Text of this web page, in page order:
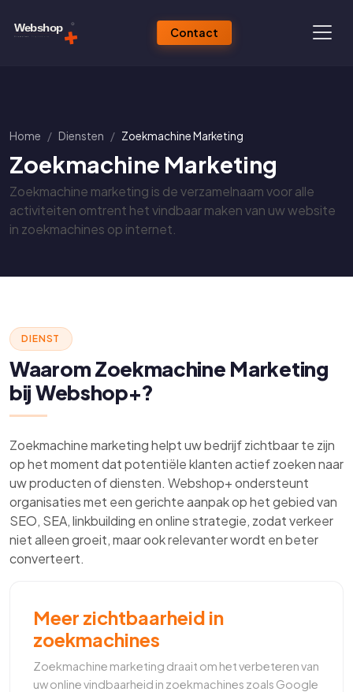
Contact
Home Diensten Zoekmachine Marketing
Zoekmachine Marketing
Zoekmachine marketing is de verzamelnaam voor alle
activiteiten omtrent het vindbaar maken van uw website
in zoekmachines op internet.
DIENST
Waarom Zoekmachine Marketing
bij Webshop+?
Zoekmachine marketing helpt uw bedrijf zichtbaar te zijn
op het moment dat potentiële klanten actief zoeken naar
uw producten of diensten. Webshop+ ondersteunt
organisaties met een gerichte aanpak op het gebied van
SEO, SEA, linkbuilding en online strategie, zodat verkeer
niet alleen groeit, maar ook relevanter wordt en beter
converteert.
Meer zichtbaarheid in
zoekmachines
Zoekmachine marketing draait om het verbeteren van
uw online vindbaarheid in zoekmachines zoals Google